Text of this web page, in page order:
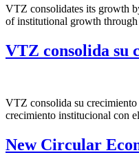
VTZ consolidates its growth
of institutional growth
VTZ consolida su
VTZ consolida su
crecimiento institucional con
New Circular